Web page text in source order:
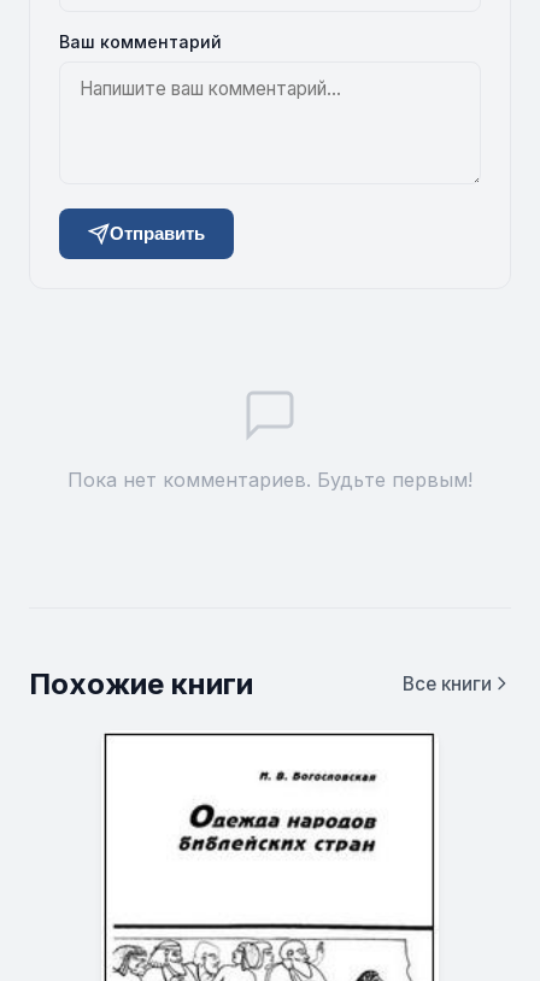
Ваш комментарий
Отправить
Пока нет комментариев. Будьте первым!
Похожие книги Все книги